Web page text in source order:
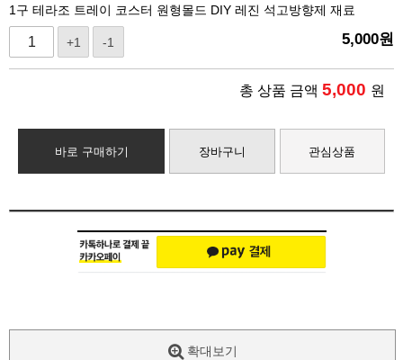
1구 테라조 트레이 코스터 원형몰드 DIY 레진 석고방향제 재료
+1 -1 5,000원
총 상품 금액 5,000 원
바로 구매하기 장바구니 관심상품
확대보기